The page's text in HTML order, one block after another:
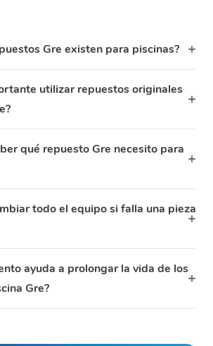
Gre existen para piscinas?
utilizar repuestos originales
qué repuesto Gre necesito para
todo el equipo si falla una pieza
ayuda a prolongar la vida de los
Gre?